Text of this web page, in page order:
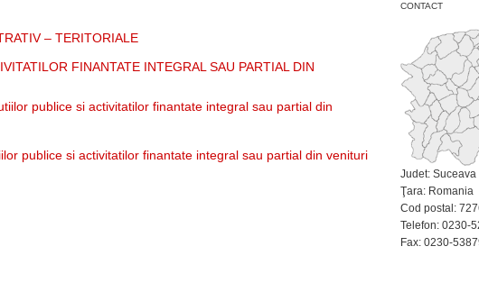
– TERITORIALE
FINANTATE INTEGRAL SAU PARTIAL DIN
publice si activitatilor finantate integral sau partial din
publice si activitatilor finantate integral sau partial din venituri
CONTACT
Judet: Suceava
Ţara: Romania
Cod postal:
Telefon: 0230-
Fax: 0230-